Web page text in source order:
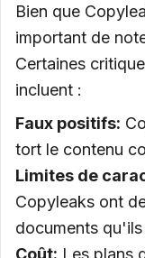
Bien que
important de
Certaines
incluent :
Faux positifs:
tort le contenu
Limites de
Copyleaks ont
documents
Coût: Les plans